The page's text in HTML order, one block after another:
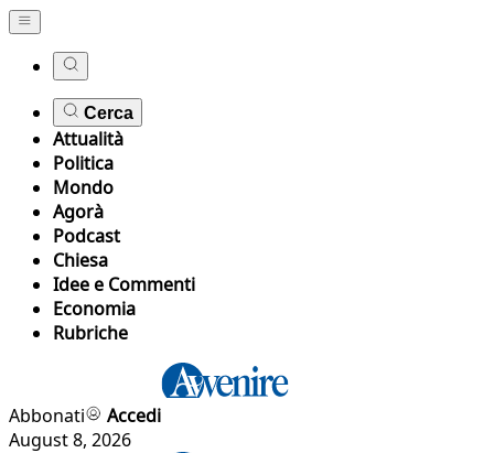
Cerca
Attualità
Politica
Mondo
Agorà
Podcast
Chiesa
Idee e Commenti
Economia
Rubriche
Abbonati
Accedi
August 8, 2026